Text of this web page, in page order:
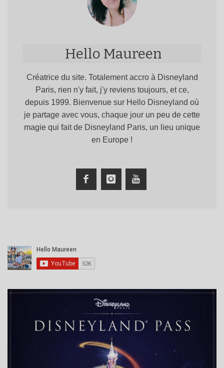
Hello Maureen
Créatrice du site. Totalement accro à Disneyland
Paris, rien n'y fait, j'y reviens toujours, et ce,
depuis 1999. Bienvenue sur Hello Disneyland où
je partage avec vous, chaque jour un peu de cette
magie qui fait de Disneyland Paris, un lieu unique
en Europe !